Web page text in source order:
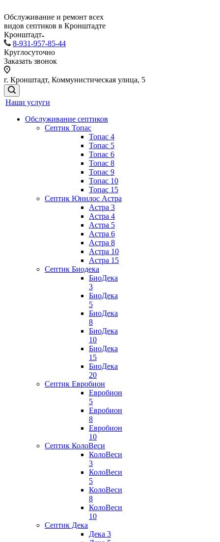
Обслуживание и ремонт всех
видов септиков в Кронштадте
Кронштадт
8-931-957-85-44
Круглосуточно
Заказать звонок
г. Кронштадт, Коммунистическая улица, 5
Наши услуги
Обслуживание септиков
Септик Топас
Топас 4
Топас 5
Топас 6
Топас 8
Топас 9
Топас 10
Топас 15
Септик Юнилос Астра
Астра 3
Астра 4
Астра 5
Астра 6
Астра 8
Астра 10
Астра 15
Септик Биодека
БиоДека
3
БиоДека
5
БиоДека
8
БиоДека
10
БиоДека
15
БиоДека
20
Септик Евробион
Евробион
5
Евробион
8
Евробион
10
Септик КолоВеси
КолоВеси
3
КолоВеси
5
КолоВеси
8
КолоВеси
10
Септик Дека
Дека 3